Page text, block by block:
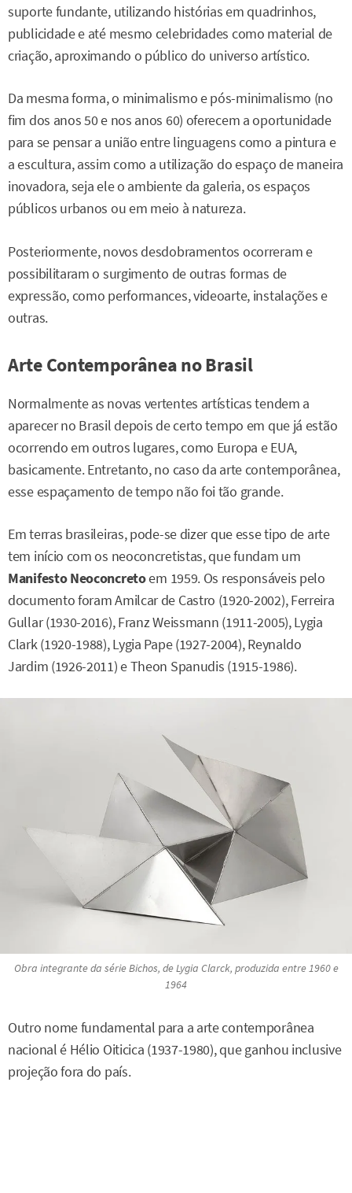
suporte fundante, utilizando histórias em quadrinhos,
publicidade e até mesmo celebridades como material de
criação, aproximando o público do universo artístico.
Da mesma forma, o minimalismo e pós-minimalismo (no
fim dos anos 50 e nos anos 60) oferecem a oportunidade
para se pensar a união entre linguagens como a pintura e
a escultura, assim como a utilização do espaço de maneira
inovadora, seja ele o ambiente da galeria, os espaços
públicos urbanos ou em meio à natureza.
Posteriormente, novos desdobramentos ocorreram e
possibilitaram o surgimento de outras formas de
expressão, como performances, videoarte, instalações e
outras.
Arte Contemporânea no Brasil
Normalmente as novas vertentes artísticas tendem a
aparecer no Brasil depois de certo tempo em que já estão
ocorrendo em outros lugares, como Europa e EUA,
basicamente. Entretanto, no caso da arte contemporânea,
esse espaçamento de tempo não foi tão grande.
Em terras brasileiras, pode-se dizer que esse tipo de arte
tem início com os neoconcretistas, que fundam um
Manifesto Neoconcretoem 1959. Os responsáveis pelo
documento foram Amilcar de Castro (1920-2002), Ferreira
Gullar (1930-2016), Franz Weissmann (1911-2005), Lygia
Clark (1920-1988), Lygia Pape (1927-2004), Reynaldo
Jardim (1926-2011) e Theon Spanudis (1915-1986).
Obra integrante da sérieBichos, de Lygia Clarck, produzida entre 1960 e
1964
Outro nome fundamental para a arte contemporânea
nacional é Hélio Oiticica (1937-1980), que ganhou inclusive
projeção fora do país.